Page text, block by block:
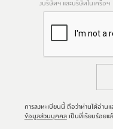
งบริษัทฯ และบริษัทในเครือฯ
การลงทะเบียนนี้ ถือว่าท่านได้อ่าน
ข้อมูลส่วนบุคคล เป็นที่เรียบร้อยแ